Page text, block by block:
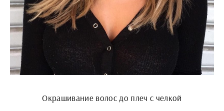
Окрашивание волос до плеч с челкой